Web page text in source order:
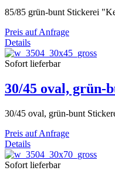
85/85 grün-bunt Stickerei
Preis auf Anfrage
Details
Sofort lieferbar
30/45 oval,
30/45 oval, grün-bunt
Preis auf Anfrage
Details
Sofort lieferbar